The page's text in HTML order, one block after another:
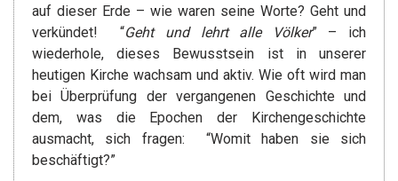
auf dieser Erde – wie waren seine Worte? Geht und
verkündet! “Geht und lehrt alle Völker” – ich
wiederhole, dieses Bewusstsein ist in unserer
heutigen Kirche wachsam und aktiv. Wie oft wird man
bei Überprüfung der vergangenen Geschichte und
dem, was die Epochen der Kirchengeschichte
ausmacht, sich fragen: “Womit haben sie sich
beschäftigt?”